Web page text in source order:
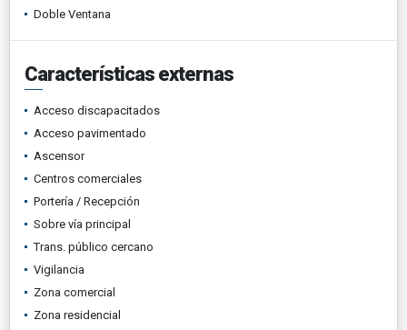
Doble Ventana
Características externas
Acceso discapacitados
Acceso pavimentado
Ascensor
Centros comerciales
Portería / Recepción
Sobre vía principal
Trans. público cercano
Vigilancia
Zona comercial
Zona residencial